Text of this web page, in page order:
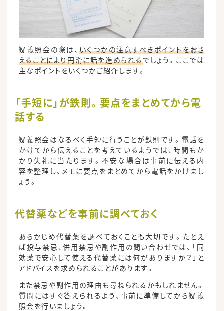
疑義照会の際は、いくつかの注意すべきポイントをおさ
えることにより円滑に話を進められるでしょう。ここでは
主なポイントをいくつかご紹介します。
「手短に」が鉄則。要点をまとめてから電
話する
疑義照会はなるべく手短に行うことが鉄則です。電話を
かけてから伝えることを考えているようでは、時間もか
かり失礼に当たります。不安な場合は事前に伝える内
容を整理し、メモに要点をまとめてから電話をかけまし
ょう。
代替薬などを事前に調べておく
あらかじめ代替薬を調べておくことも大切です。たとえ
ば投与禁忌、併用禁忌や副作用の問い合わせでは、「同
効薬で安心して使える代替薬には何がありますか？」と
アドバイスを求められることがあります。
また禁忌や副作用の理由も尋ねられるかもしれません。
質問にはすぐ答えられるよう、事前に準備してから疑義
照会を行いましょう。